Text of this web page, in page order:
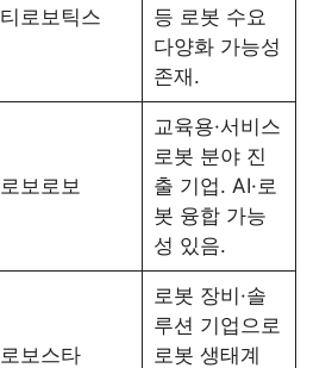
티로보틱스
등 로봇 수요
다양화 가능성
존재.
로보로보
교육용·서비스
로봇 분야 진
출 기업. AI·로
봇 융합 가능
성 있음.
로보스타
로봇 장비·솔
루션 기업으로
로봇 생태계